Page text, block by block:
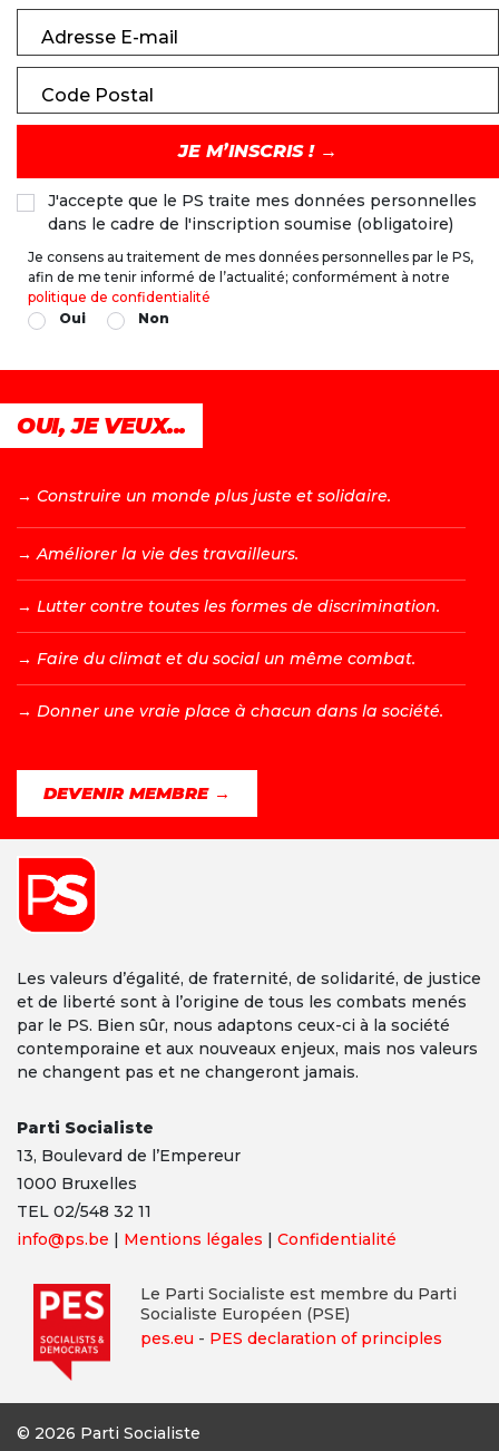
Adresse E-mail
Code Postal
J'accepte que le PS traite mes données personnelles
dans le cadre de l'inscription soumise (obligatoire)
Je consens au traitement de mes données personnelles par le PS,
afin de me tenir informé de l’actualité; conformément à notre
politique de confidentialité
Oui
Non
Les valeurs d’égalité, de fraternité, de solidarité, de justice
et de liberté sont à l’origine de tous les combats menés
par le PS. Bien sûr, nous adaptons ceux-ci à la société
contemporaine et aux nouveaux enjeux, mais nos valeurs
ne changent pas et ne changeront jamais.
Parti Socialiste
13, Boulevard de l’Empereur
1000 Bruxelles
TEL 02/548 32 11
info@ps.be
Mentions légales Confidentialité
Le Parti Socialiste est membre du Parti
Socialiste Européen (PSE)
pes.eu - PES declaration of principles
OUI, JE VEUX...
→ Construire un monde plus juste et solidaire.
→ Améliorer la vie des travailleurs.
→ Lutter contre toutes les formes de discrimination.
→ Faire du climat et du social un même combat.
→ Donner une vraie place à chacun dans la société.
DEVENIR MEMBRE →
© 2026 Parti Socialiste